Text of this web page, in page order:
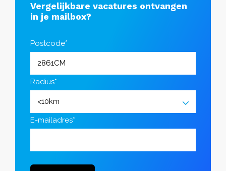
Vergelijkbare vacatures ontvangen
in je mailbox?
Postcode*
Radius*
E-mailadres*